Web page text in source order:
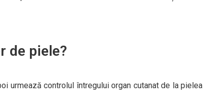
de piele?
controlul întregului organ cutanat de la